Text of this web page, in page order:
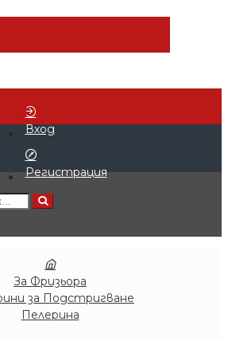
Вход
Регистрация
За Фризьора
за Подстригване
Пелерина